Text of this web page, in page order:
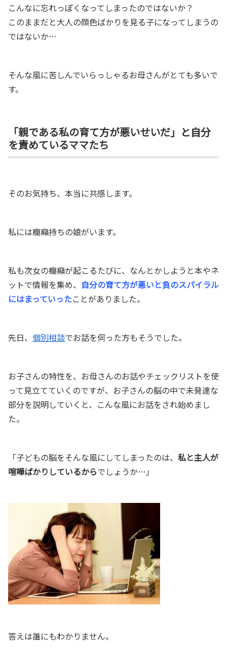
こんなに忘れっぽくなってしまったのではないか？
このままだと大人の顔色ばかりを見る子になってしまうの
ではないか…
そんな風に苦しんでいらっしゃるお母さんがとても多いで
す。
「親である私の育て方が悪いせいだ」と自分
を責めているママたち
そのお気持ち、本当に共感します。
私には癇癪持ちの娘がいます。
私も次女の癇癪が起こるたびに、なんとかしようと本やネ
ットで情報を集め、 自分の育て方が悪いと負のスパイラル
にはまっていったことがありました。
先日、 個別相談でお話を伺った方もそうでした。
お子さんの特性を、お母さんのお話やチェックリストを使
って見立てていくのですが、お子さんの脳の中で未発達な
部分を説明していくと、こんな風にお話をされ始めまし
た。
「子どもの脳をそんな風にしてしまったのは、 私と主人が
喧嘩ばかりしているからでしょうか…」
答えは誰にもわかりません。